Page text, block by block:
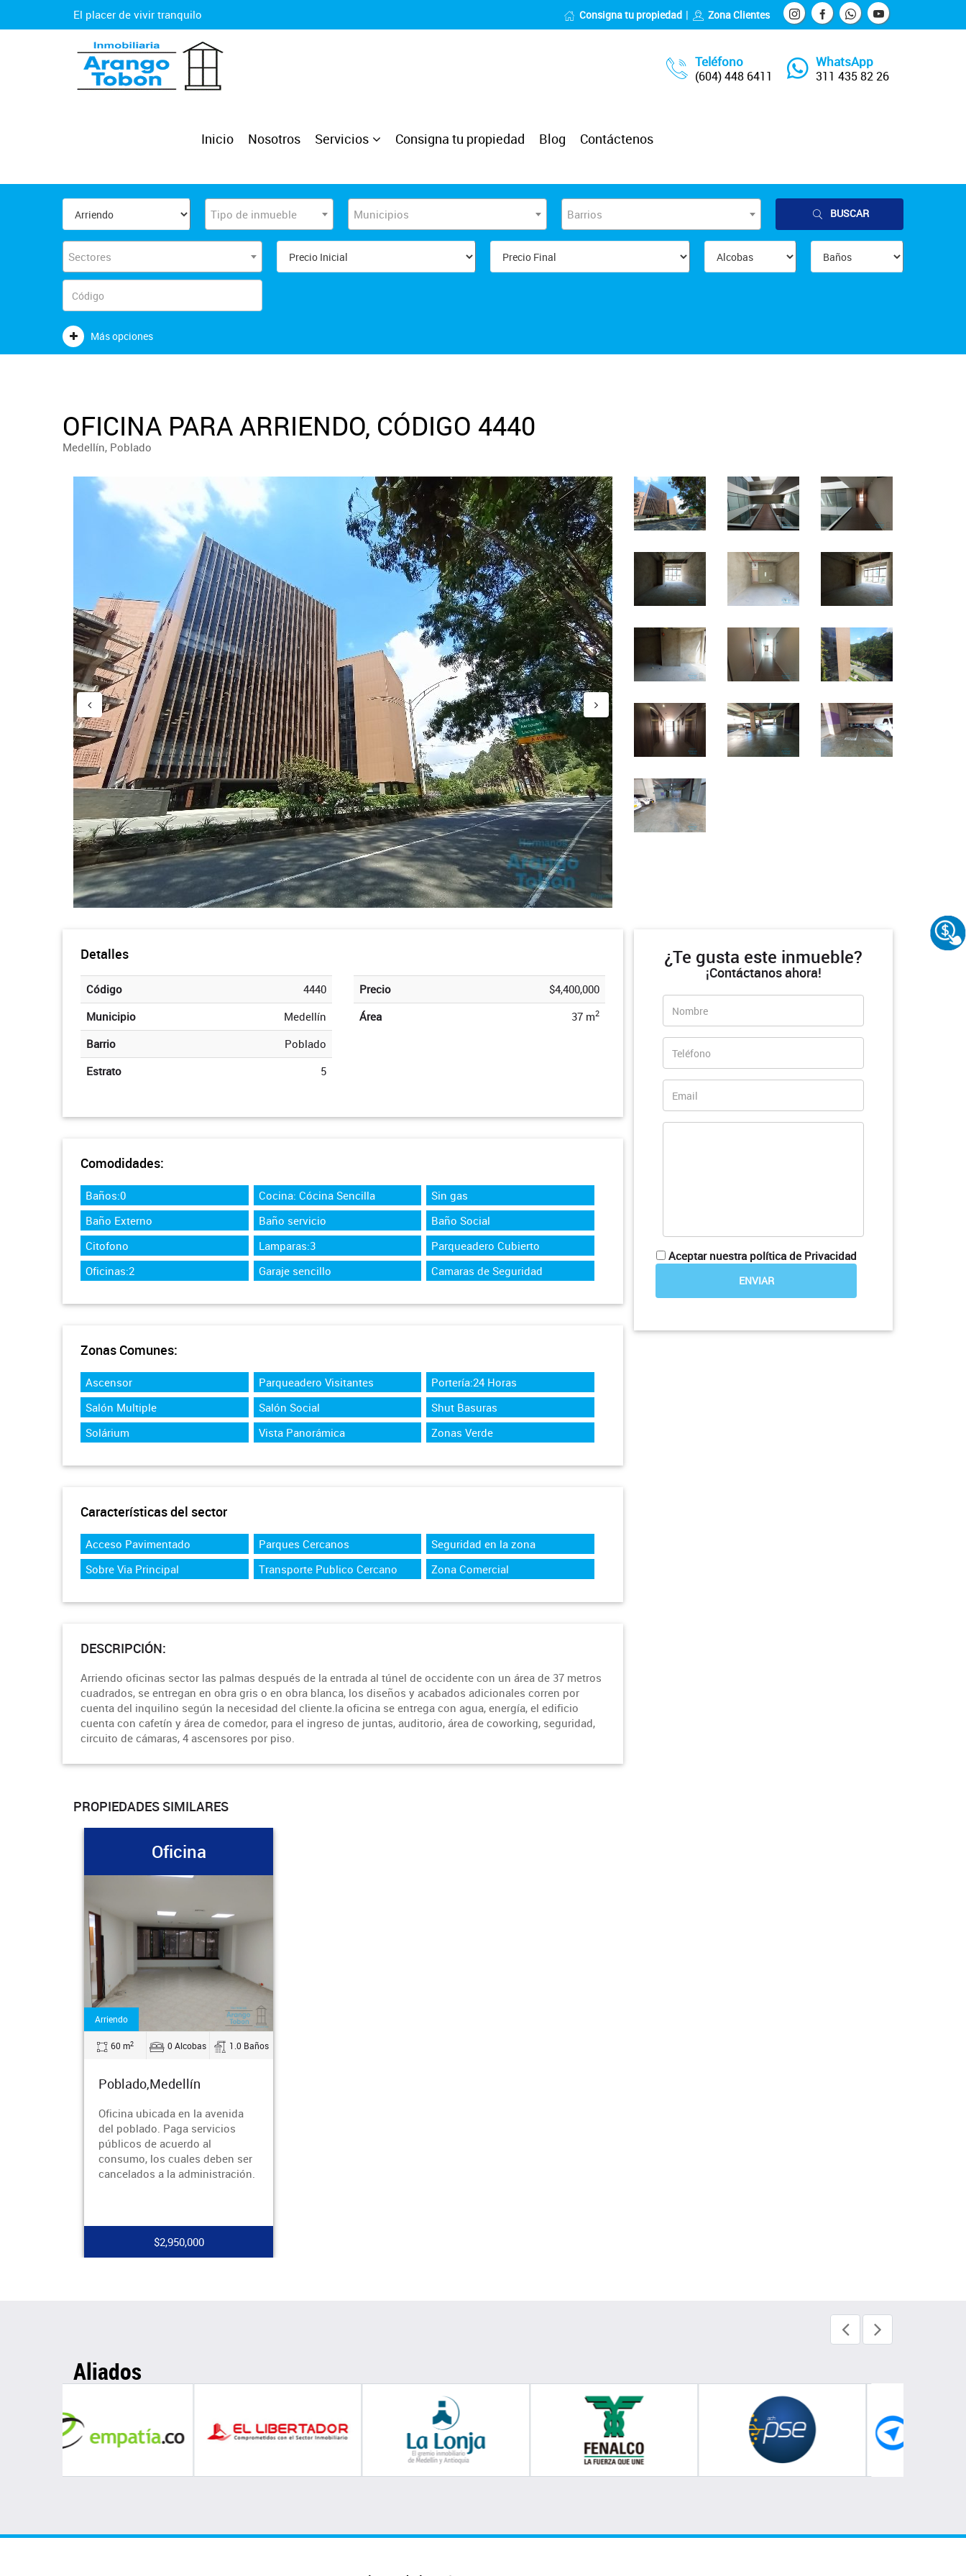
El placer de vivir tranquilo Consigna tu propiedad Zona Clientes
Teléfono
(604) 448 6411
WhatsApp
311 435 82 26
Inicio Nosotros Servicios Consigna tu propiedad Blog Contáctenos
Tipo de inmueble Municipios Barrios BUSCAR
Sectores
Más opciones
OFICINA PARA ARRIENDO, CÓDIGO 4440
Medellín, Poblado
Detalles
Código
4440
Municipio
Medellín
Barrio
Poblado
Estrato
5
Precio
$4,400,000
Área
37 m2
Comodidades:
Baños:0 Cocina: Cócina Sencilla
Sin gas
Baño Externo
Baño servicio
Baño Social
Citofono
Lamparas:3
Parqueadero Cubierto
Oficinas:2
Garaje sencillo Camaras de Seguridad
Zonas Comunes:
Ascensor Parqueadero Visitantes
Portería:24 Horas
Salón Multiple
Salón Social
Shut Basuras
Solárium
Vista Panorámica Zonas Verde
Características del sector
Acceso Pavimentado Parques Cercanos
Seguridad en la zona
Sobre Via Principal
Transporte Publico Cercano Zona Comercial
DESCRIPCIÓN:
Arriendo oficinas sector las palmas después de la entrada al túnel de occidente con un área de 37 metros
cuadrados, se entregan en obra gris o en obra blanca, los diseños y acabados adicionales corren por
cuenta del inquilino según la necesidad del cliente.la oficina se entrega con agua, energía, el edificio
cuenta con cafetín y área de comedor, para el ingreso de juntas, auditorio, área de coworking, seguridad,
circuito de cámaras, 4 ascensores por piso.
¿Te gusta este inmueble?
¡Contáctanos ahora!
Aceptar nuestra política de Privacidad
PROPIEDADES SIMILARES
Oficina
Arriendo
60 m2 0 Alcobas 1.0 Baños
Poblado,Medellín
Oficina ubicada en la avenida
del poblado. Paga servicios
públicos de acuerdo al
consumo, los cuales deben ser
cancelados a la administración.
$2,950,000
Aliados